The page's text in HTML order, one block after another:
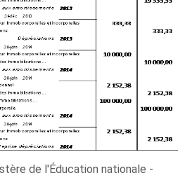
de l'Éducation nationale -